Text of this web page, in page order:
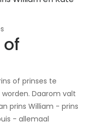
of
of prinses te
Daarom valt
prins William - prins
- allemaal